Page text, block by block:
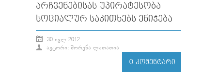
ᲐᲠᲩᲕᲔᲜᲔᲑᲘᲡᲐᲡ ᲣᲞᲘᲠᲐᲢᲔᲡᲝᲑᲐ
ᲡᲝᲪᲘᲐᲚᲣᲠ ᲡᲐᲙᲘᲗᲮᲔᲑᲡ ᲔᲜᲘᲭᲔᲑᲐ
30 ᲘᲕᲚ 2012
ᲐᲕᲢᲝᲠᲘ: ᲨᲝᲠᲔᲜᲐ ᲚᲐᲗᲐᲗᲘᲐ
0 ᲙᲝᲛᲔᲜᲢᲐᲠᲘ